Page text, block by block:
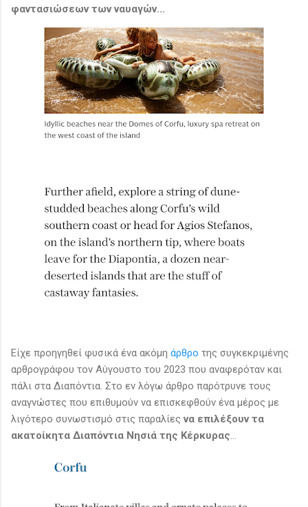
φαντασιώσεων των ναυαγών...
Είχε προηγηθεί φυσικά ένα ακόμη άρθρο της συγκεκριμένης
αρθρογράφου τον Αύγουστο του 2023 που αναφερόταν και
πάλι στα Διαπόντια. Στο εν λόγω άρθρο παρότρυνε τους
αναγνώστες που επιθυμούν να επισκεφθούν ένα μέρος με
λιγότερο συνωστισμό στις παραλίεςνα επιλέξουν τα
ακατοίκητα Διαπόντια Νησιά της Κέρκυρας